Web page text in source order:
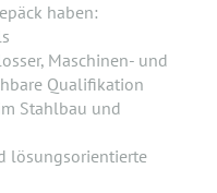
haben:
Maschinen- und
Qualifikation
Stahlbau und
lösungsorientierte